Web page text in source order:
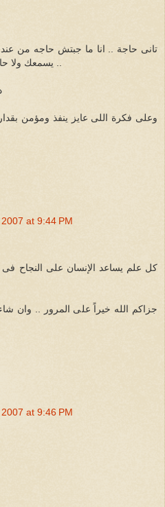
تانى حاجة .. انا ما جبتش حاجه من
وعلى فكرة اللى عايز ينفذ ومؤمن
at 9:44 PM
كل علم يساعد الإنسان على النجاح فى
جزاكم الله خيراً على المرور .. وان
at 9:46 PM